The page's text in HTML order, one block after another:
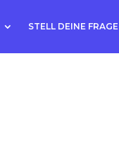
STELL DEINE FRAGE